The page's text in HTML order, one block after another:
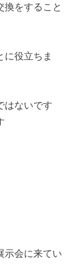
換をすること
に役立ちま
はないです
示会に来てい